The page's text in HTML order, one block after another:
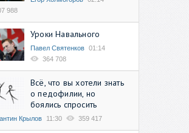
988
Уроки Навального
Павел Святенков 01:14
364 708
Всё, что вы хотели знать
о педофилии, но
боялись спросить
Крылов 11:30 359 417